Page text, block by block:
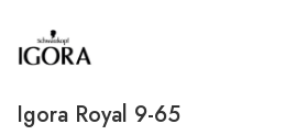
Igora Royal 9-65